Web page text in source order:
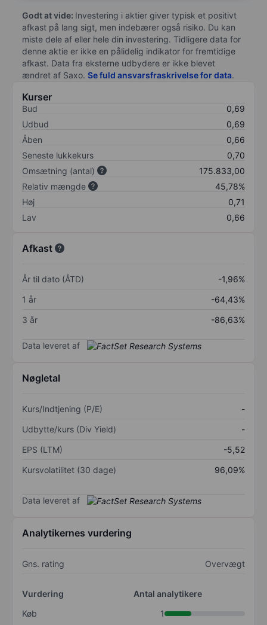
Godt at vide: Investering i aktier giver typisk et positivt
afkast på lang sigt, men indebærer også risiko. Du kan
miste dele af eller hele din investering. Tidligere data for
denne aktie er ikke en pålidelig indikator for fremtidige
afkast. Data fra eksterne udbydere er ikke blevet
ændret af Saxo. Se fuld ansvarsfraskrivelse for data.
Kurser
Bud
0,69
Udbud
0,69
Åben
0,66
Seneste lukkekurs
0,70
Omsætning (antal)
175.833,00
Relativ mængde
45,78%
Høj
0,71
Lav
0,66
Afkast
År til dato (ÅTD)
-1,96%
1 år
-64,43%
3 år
-86,63%
Data leveret af
Nøgletal
Kurs/Indtjening (P/E)
-
Udbytte/kurs (Div Yield)
-
EPS (LTM)
-5,52
Kursvolatilitet (30 dage)
96,09%
Data leveret af
Analytikernes vurdering
Gns. rating Overvægt
Vurdering
Antal analytikere
Køb
1